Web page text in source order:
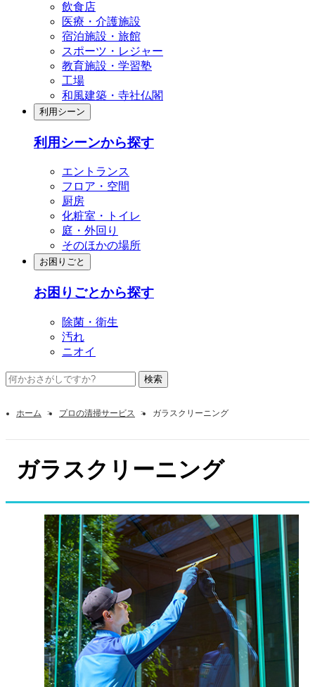
飲食店
医療・介護施設
宿泊施設・旅館
スポーツ・レジャー
教育施設・学習塾
工場
和風建築・寺社仏閣
利用シーン
利用シーンから探す
エントランス
フロア・空間
厨房
化粧室・トイレ
庭・外回り
そのほかの場所
お困りごと
お困りごとから探す
除菌・衛生
汚れ
ニオイ
ホーム プロの清掃サービス ガラスクリーニング
ガラスクリーニング